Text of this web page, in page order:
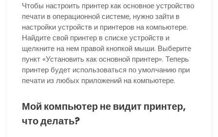
Чтобы настроить принтер как основное устройство
печати в операционной системе, нужно зайти в
настройки устройств и принтеров на компьютере.
Найдите свой принтер в списке устройств и
щелкните на нем правой кнопкой мыши. Выберите
пункт «Установить как основной принтер». Теперь
принтер будет использоваться по умолчанию при
печати из любых приложений на компьютере.
Мой компьютер не видит принтер,
что делать?